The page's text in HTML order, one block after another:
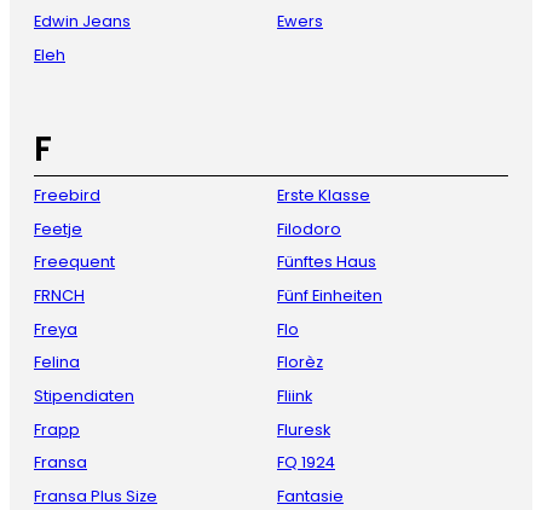
Edwin Jeans
Eleh
Ewers
F
Freebird
Feetje
Freequent
FRNCH
Freya
Felina
Stipendiaten
Frapp
Fransa
Fransa Plus Size
Erste Klasse
Filodoro
Fünftes Haus
Fünf Einheiten
Flo
Florèz
Fliink
Fluresk
FQ 1924
Fantasie